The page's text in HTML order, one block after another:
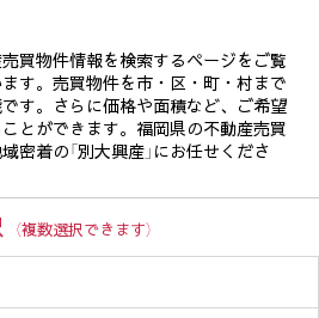
買物件情報を検索するページをご覧
す。売買物件を市・区・町・村まで
す。さらに価格や面積など、ご希望
とができます。福岡県の不動産売買
密着の「別大興産」にお任せくださ
（複数選択できます）